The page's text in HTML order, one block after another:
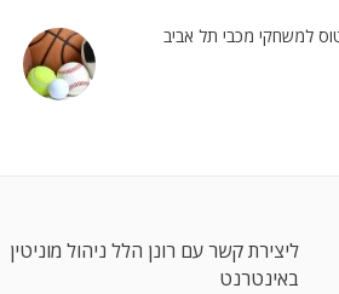
למשחקי מכבי תל אביב
ליצירת קשר עם רונן הלל ניהול מוניטין
באינטרנט